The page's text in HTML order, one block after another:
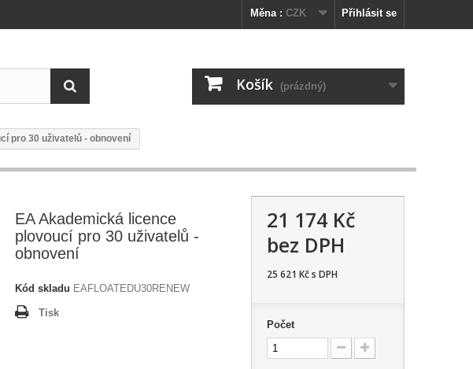
Přihlásit se
Měna : CZK
Košík (prázdný)
pro 30 uživatelů - obnovení
EA Akademická licence
plovoucí pro 30 uživatelů -
obnovení
Kód skladu EAFLOATEDU30RENEW
Tisk
21 174 Kč
bez DPH
25 621 Kčs DPH
Počet